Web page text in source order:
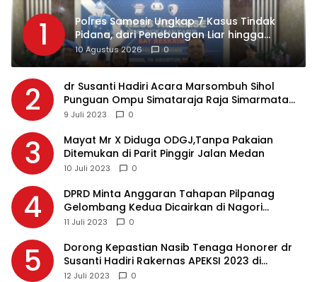
1
Polres Samosir Ungkap 7 Kasus Tindak
Pidana, dari Penebangan Liar hingga
Curanmor
10 Agustus 2026 0
2
dr Susanti Hadiri Acara Marsombuh Sihol
Punguan Ompu Simataraja Raja Simarmata
Dohot Boruna Kota Siantar
9 Juli 2023 0
3
Mayat Mr X Diduga ODGJ,Tanpa Pakaian
Ditemukan di Parit Pinggir Jalan Medan
10 Juli 2023 0
4
DPRD Minta Anggaran Tahapan Pilpanag
Gelombang Kedua Dicairkan di Nagori
Masing-masing, Ini Alasannya…
11 Juli 2023 0
5
Dorong Kepastian Nasib Tenaga Honorer dr
Susanti Hadiri Rakernas APEKSI 2023 di
Makassar
12 Juli 2023 0